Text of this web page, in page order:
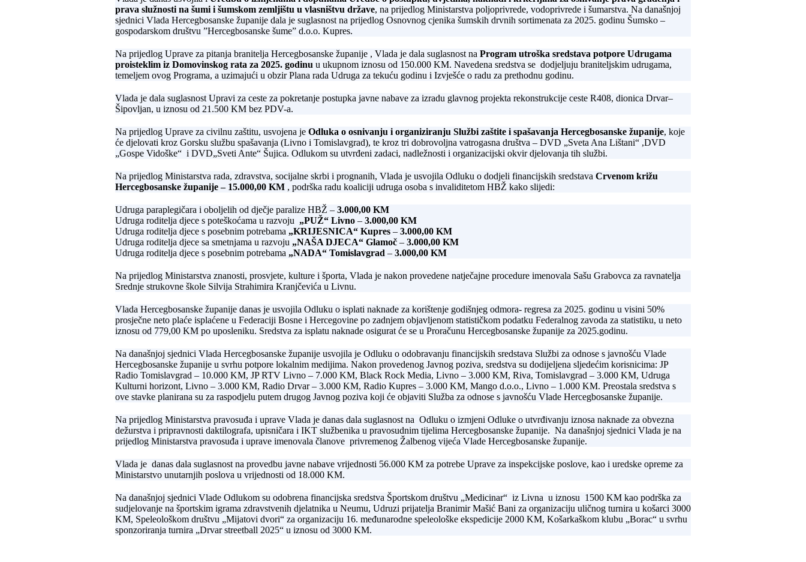
prava služnosti na šumi i šumskom zemljištu u vlasništvu države, na prijedlog Ministarstva poljoprivrede, vodoprivrede i šumarstva. Na današnjoj
sjednici Vlada Hercegbosanske županije dala je suglasnost na prijedlog Osnovnog cjenika šumskih drvnih sortimenata za 2025. godinu Šumsko –
gospodarskom društvu ”Hercegbosanske šume” d.o.o. Kupres.
Na prijedlog Uprave za pitanja branitelja Hercegbosanske županije , Vlada je dala suglasnost na Program utroška sredstava potpore Udrugama
proisteklim iz Domovinskog rata za 2025. godinu u ukupnom iznosu od 150.000 KM. Navedena sredstva se dodjeljuju braniteljskim udrugama,
temeljem ovog Programa, a uzimajući u obzir Plana rada Udruga za tekuću godinu i Izvješće o radu za prethodnu godinu.
Vlada je dala suglasnost Upravi za ceste za pokretanje postupka javne nabave za izradu glavnog projekta rekonstrukcije ceste R408, dionica Drvar–
Šipovljan, u iznosu od 21.500 KM bez PDV-a.
Na prijedlog Uprave za civilnu zaštitu, usvojena je Odluka o osnivanju i organiziranju Službi zaštite i spašavanja Hercegbosanske županije, koje
će djelovati kroz Gorsku službu spašavanja (Livno i Tomislavgrad), te kroz tri dobrovoljna vatrogasna društva – DVD „Sveta Ana Lištani“ ,DVD
„Gospe Vidoške“ i DVD„Sveti Ante“ Šujica. Odlukom su utvrđeni zadaci, nadležnosti i organizacijski okvir djelovanja tih službi.
Na prijedlog Ministarstva rada, zdravstva, socijalne skrbi i prognanih, Vlada je usvojila Odluku o dodjeli financijskih sredstava Crvenom križu
Hercegbosanske županije – 15.000,00 KM , podrška radu koaliciji udruga osoba s invaliditetom HBŽ kako slijedi:
Udruga paraplegičara i oboljelih od dječje paralize HBŽ – 3.000,00 KM
Udruga roditelja djece s poteškoćama u razvoju „PUŽ“ Livno – 3.000,00 KM
Udruga roditelja djece s posebnim potrebama „KRIJESNICA“ Kupres – 3.000,00 KM
Udruga roditelja djece sa smetnjama u razvoju „NAŠA DJECA“ Glamoč – 3.000,00 KM
Udruga roditelja djece s posebnim potrebama „NADA“ Tomislavgrad – 3.000,00 KM
Na prijedlog Ministarstva znanosti, prosvjete, kulture i športa, Vlada je nakon provedene natječajne procedure imenovala Sašu Grabovca za ravnatelja
Srednje strukovne škole Silvija Strahimira Kranjčevića u Livnu.
Vlada Hercegbosanske županije danas je usvojila Odluku o isplati naknade za korištenje godišnjeg odmora- regresa za 2025. godinu u visini 50%
prosječne neto plaće isplaćene u Federaciji Bosne i Hercegovine po zadnjem objavljenom statističkom podatku Federalnog zavoda za statistiku, u neto
iznosu od 779,00 KM po uposleniku. Sredstva za isplatu naknade osigurat će se u Proračunu Hercegbosanske županije za 2025.godinu.
Na današnjoj sjednici Vlada Hercegbosanske županije usvojila je Odluku o odobravanju financijskih sredstava Službi za odnose s javnošću Vlade
Hercegbosanske županije u svrhu potpore lokalnim medijima. Nakon provedenog Javnog poziva, sredstva su dodijeljena sljedećim korisnicima: JP
Radio Tomislavgrad – 10.000 KM, JP RTV Livno – 7.000 KM, Black Rock Media, Livno – 3.000 KM, Riva, Tomislavgrad – 3.000 KM, Udruga
Kulturni horizont, Livno – 3.000 KM, Radio Drvar – 3.000 KM, Radio Kupres – 3.000 KM, Mango d.o.o., Livno – 1.000 KM. Preostala sredstva s
ove stavke planirana su za raspodjelu putem drugog Javnog poziva koji će objaviti Služba za odnose s javnošću Vlade Hercegbosanske županije.
Na prijedlog Ministarstva pravosuđa i uprave Vlada je danas dala suglasnost na Odluku o izmjeni Odluke o utvrđivanju iznosa naknade za obvezna
dežurstva i pripravnosti daktilografa, upisničara i IKT službenika u pravosudnim tijelima Hercegbosanske županije. Na današnjoj sjednici Vlada je na
prijedlog Ministarstva pravosuđa i uprave imenovala članove privremenog Žalbenog vijeća Vlade Hercegbosanske županije.
Vlada je danas dala suglasnost na provedbu javne nabave vrijednosti 56.000 KM za potrebe Uprave za inspekcijske poslove, kao i uredske opreme za
Ministarstvo unutarnjih poslova u vrijednosti od 18.000 KM.
Na današnjoj sjednici Vlade Odlukom su odobrena financijska sredstva Športskom društvu „Medicinar“ iz Livna u iznosu 1500 KM kao podrška za
sudjelovanje na športskim igrama zdravstvenih djelatnika u Neumu, Udruzi prijatelja Branimir Mašić Bani za organizaciju uličnog turnira u košarci 3000
KM, Speleološkom društvu „Mijatovi dvori“ za organizaciju 16. međunarodne speleološke ekspedicije 2000 KM, Košarkaškom klubu „Borac“ u svrhu
sponzoriranja turnira „Drvar streetball 2025“ u iznosu od 3000 KM.